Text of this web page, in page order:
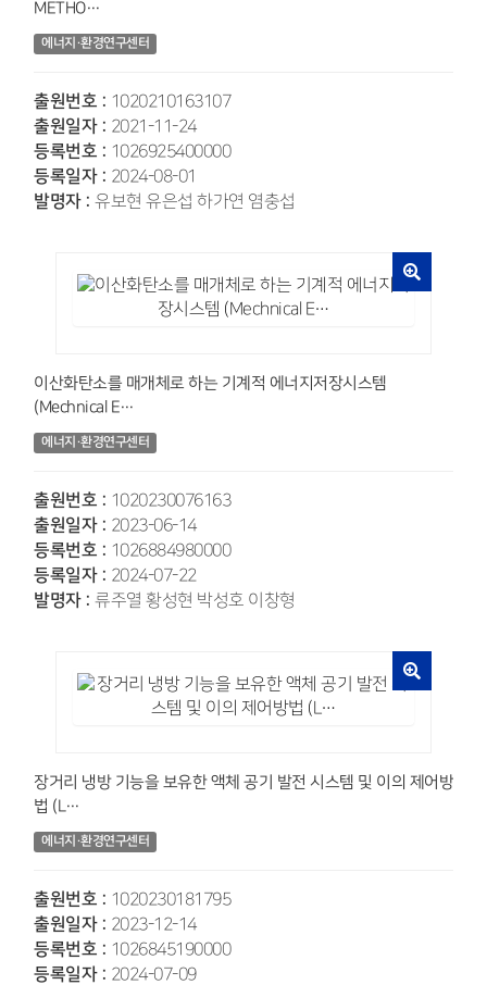
METHO…
에너지·환경연구센터
출원번호 : 1020210163107
출원일자 : 2021-11-24
등록번호 : 1026925400000
등록일자 : 2024-08-01
발명자 : 유보현 유은섭 하가연 염충섭
이산화탄소를 매개체로 하는 기계적 에너지저장시스템
(Mechnical E…
에너지·환경연구센터
출원번호 : 1020230076163
출원일자 : 2023-06-14
등록번호 : 1026884980000
등록일자 : 2024-07-22
발명자 : 류주열 황성현 박성호 이창형
장거리 냉방 기능을 보유한 액체 공기 발전 시스템 및 이의 제어방
법 (L…
에너지·환경연구센터
출원번호 : 1020230181795
출원일자 : 2023-12-14
등록번호 : 1026845190000
등록일자 : 2024-07-09